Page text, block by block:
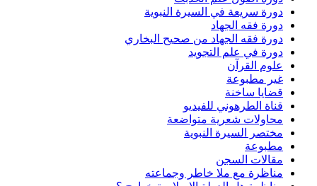
دورة سريعة في السيرة النبوية
دورة فقه الجهاد
دورة فقه الجهاد من صحيح البخاري
دورة في علم التجويد
علوم القرآن
غير مطبوعة
قضايا ساخنة
قناة الطرهوني للفيديو
محاولات شعرية متواضعة
مختصر السيرة النبوية
مطبوعة
مقالات السجن
مناظرة مع ملا خاطر وجماعته